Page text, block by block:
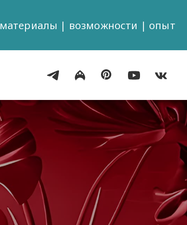
материалы | возможности | опыт